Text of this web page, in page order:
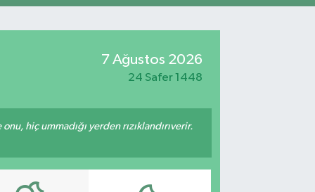
7 Ağustos 2026
24 Safer 1448
hiç ummadığı yerden rızıklandırıverir.